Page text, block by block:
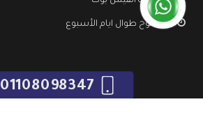
مفتوح طوال ايام الأسبوع
01108098347